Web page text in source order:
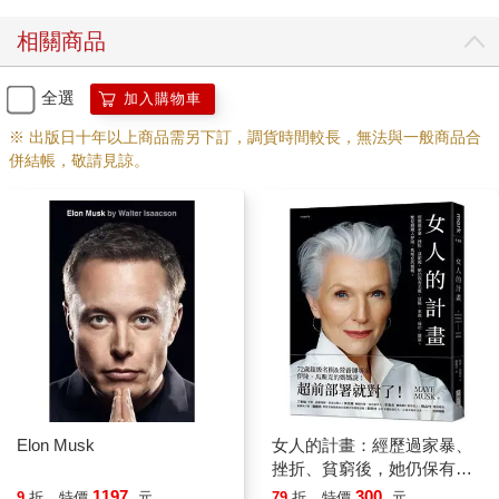
一八九五年十六歲的他開始探索之旅，突發奇想說若是與一道光
如前面信件所述，從此為二十世紀物理學兩大突破相對論和量子
論（quantum theory）奠定基礎。
再過十年光陰，一九一五年他在自然界更臻至高無上，創造出廣
一。如同狹義相對論，他透過思考實驗推敲思索，想像自己被關
在一具於太空加速向上的電梯中，感受到與重力一樣的效應。
他認為重力是空間與時間的彎曲，並根據物質、運動和能量之間
的交互作用，提出描述曲率動態的方程式。這可用另一個思考實
驗說明︰想像將一顆保齡球放置於二維平面的彈簧床上，接著在
上面滾動幾粒撞球，撞球會滾向保齡球，不是因為保齡球有什麼
神祕吸力，而是它使彈簧床的質材彎曲所致。現在想像這一切發
生在四度空間和時間中。當然那並不容易，這也是為什麼我們不
是愛因斯坦的原因了。
十年後到一九二五年，學術生涯走到一半的愛因斯坦，出現了轉
相關商品
全選 加入購物車
※ 出版日十年以上商品需另下訂，調貨時間較長，無法與一般商品合
併結帳，敬請見諒。
Elon Musk
女人的計畫：經歷過家暴、
挫折、貧窮後，她仍保有美
麗、冒險、家庭、成功、健